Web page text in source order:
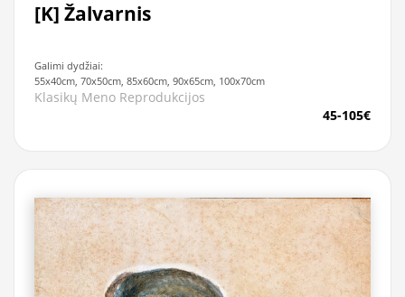
[K] Žalvarnis
Galimi dydžiai:
55x40cm, 70x50cm, 85x60cm, 90x65cm, 100x70cm
Klasikų Meno Reprodukcijos
45-105€